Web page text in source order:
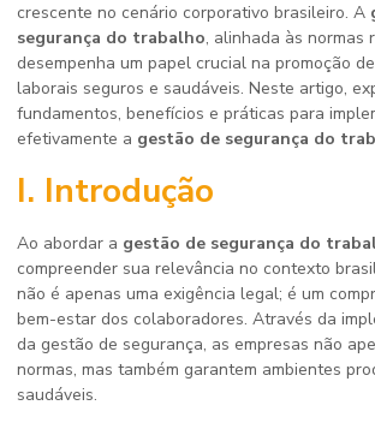
crescente no cenário corporativo brasileiro. A
segurança do trabalho, alinhada às normas
desempenha um papel crucial na promoção
laborais seguros e saudáveis. Neste artigo,
fundamentos, benefícios e práticas para
efetivamente a gestão de segurança do
I. Introdução
Ao abordar a gestão de segurança do
compreender sua relevância no contexto
não é apenas uma exigência legal; é um
bem-estar dos colaboradores. Através da
da gestão de segurança, as empresas não
normas, mas também garantem ambientes
saudáveis.